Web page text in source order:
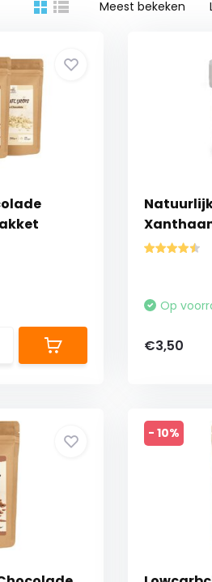
Meest bekeken
Op
€3,50
- 10%